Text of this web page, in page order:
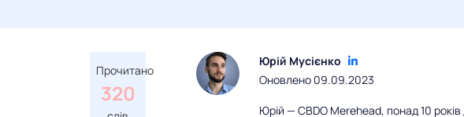
Прочитано
320
Юрій Мусієнко
Оновлено 09.09.2023
Юрій — CBDO Merehead, понад 10 років